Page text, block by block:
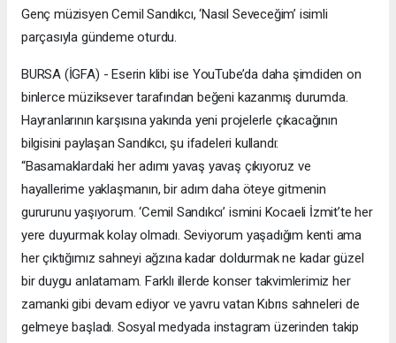
Genç müzisyen Cemil Sandıkcı, ‘Nasıl Seveceğim’ isimli
parçasıyla gündeme oturdu.
BURSA (İGFA) - Eserin klibi ise YouTube’da daha şimdiden on
binlerce müziksever tarafından beğeni kazanmış durumda.
Hayranlarının karşısına yakında yeni projelerle çıkacağının
bilgisini paylaşan Sandıkcı, şu ifadeleri kullandı:
“Basamaklardaki her adımı yavaş yavaş çıkıyoruz ve
hayallerime yaklaşmanın, bir adım daha öteye gitmenin
gururunu yaşıyorum. ‘Cemil Sandıkcı’ ismini Kocaeli İzmit’te her
yere duyurmak kolay olmadı. Seviyorum yaşadığım kenti ama
her çıktığımız sahneyi ağzına kadar doldurmak ne kadar güzel
bir duygu anlatamam. Farklı illerde konser takvimlerimiz her
zamanki gibi devam ediyor ve yavru vatan Kıbrıs sahneleri de
gelmeye başladı. Sosyal medyada instagram üzerinden takip